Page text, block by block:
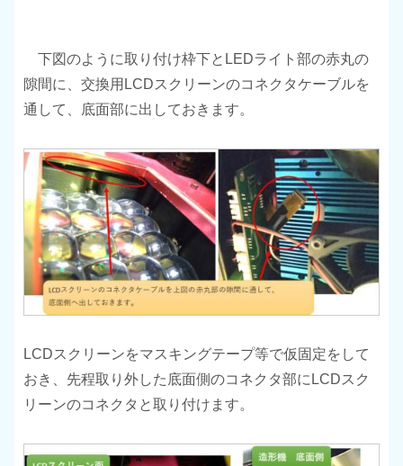
下図のように取り付け枠下とLEDライト部の赤丸の
隙間に、交換用LCDスクリーンのコネクタケーブルを
通して、底面部に出しておきます。
LCDスクリーンをマスキングテープ等で仮固定をして
おき、先程取り外した底面側のコネクタ部にLCDスク
リーンのコネクタと取り付けます。